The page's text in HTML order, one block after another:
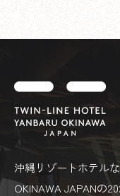
沖縄リゾートホテル
OKINAWA JAPANの